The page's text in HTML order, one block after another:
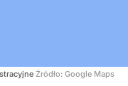
Źródło: Google Maps